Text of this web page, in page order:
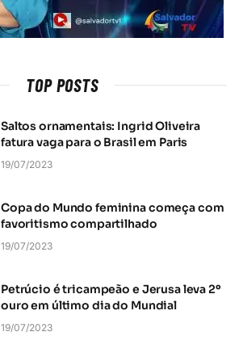
TOP POSTS
Saltos ornamentais: Ingrid Oliveira
fatura vaga para o Brasil em Paris
19/07/2023
Copa do Mundo feminina começa com
favoritismo compartilhado
19/07/2023
Petrúcio é tricampeão e Jerusa leva 2º
ouro em último dia do Mundial
19/07/2023